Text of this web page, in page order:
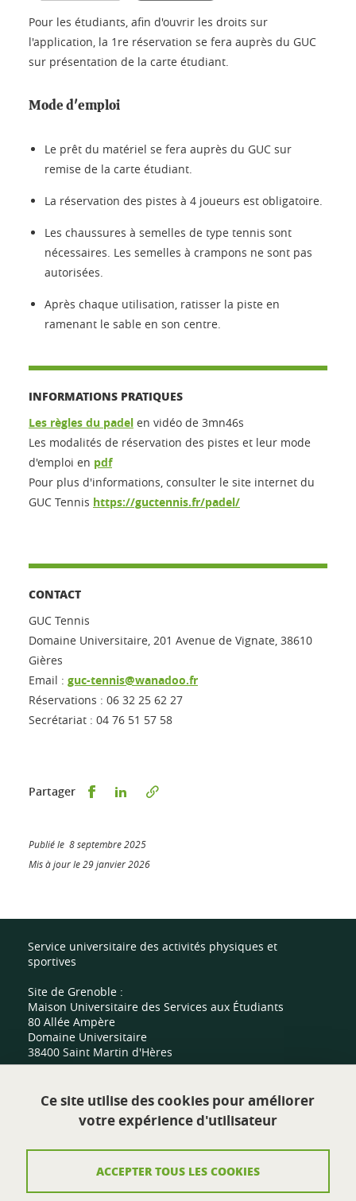
Pour les étudiants, afin d'ouvrir les droits sur
l'application, la 1re réservation se fera auprès du GUC
sur présentation de la carte étudiant.
Mode d'emploi
Le prêt du matériel se fera auprès du GUC sur
remise de la carte étudiant.
La réservation des pistes à 4 joueurs est obligatoire.
Les chaussures à semelles de type tennis sont
nécessaires. Les semelles à crampons ne sont pas
autorisées.
Après chaque utilisation, ratisser la piste en
ramenant le sable en son centre.
INFORMATIONS PRATIQUES
Les règles du padel en vidéo de 3mn46s
Les modalités de réservation des pistes et leur mode
d'emploi en pdf
Pour plus d'informations, consulter le site internet du
GUC Tennis https://guctennis.fr/padel/
CONTACT
GUC Tennis
Domaine Universitaire, 201 Avenue de Vignate, 38610
Gières
Email : guc-tennis@wanadoo.fr
Réservations : 06 32 25 62 27
Secrétariat : 04 76 51 57 58
Partager Partager sur Facebook
Partager sur LinkedIn
Publié le 8 septembre 2025
Mis à jour le 29 janvier 2026
Service universitaire des activités physiques et
sportives
Site de Grenoble :
Maison Universitaire des Services aux Étudiants
80 Allée Ampère
Domaine Universitaire
38400 Saint Martin d'Hères
Site de Valence :
Centre sportif universitaire
Route de Malissard
Contact
Ce site utilise des cookies pour améliorer
votre expérience d'utilisateur
ACCEPTER TOUS LES COOKIES